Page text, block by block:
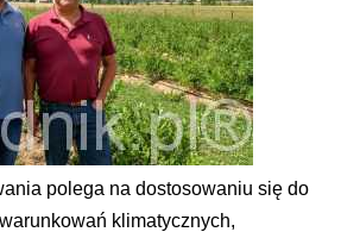
polega na dostosowaniu się do
klimatycznych,